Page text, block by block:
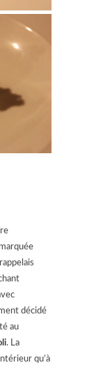
décidé
au
. La
qu’à